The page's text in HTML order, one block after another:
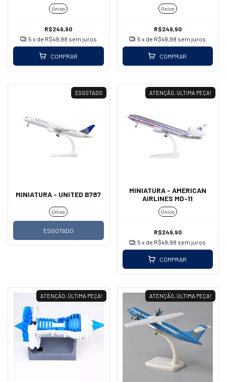
Único
R$249,90
5 x de R$49,98 sem juros
COMPRAR
Único
R$249,90
5 x de R$49,98 sem juros
COMPRAR
ESGOTADO
MINIATURA - UNITED B787
Único
ESGOTADO
ATENÇÃO, ÚLTIMA PEÇA!
MINIATURA - AMERICAN
AIRLINES MD-11
Único
R$249,90
5 x de R$49,98 sem juros
COMPRAR
ATENÇÃO, ÚLTIMA PEÇA! ATENÇÃO, ÚLTIMA PEÇA!